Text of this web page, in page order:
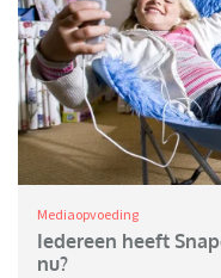
Mediaopvoeding
Iedereen heeft
nu?